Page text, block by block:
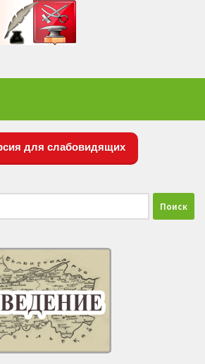
для слабовидящих